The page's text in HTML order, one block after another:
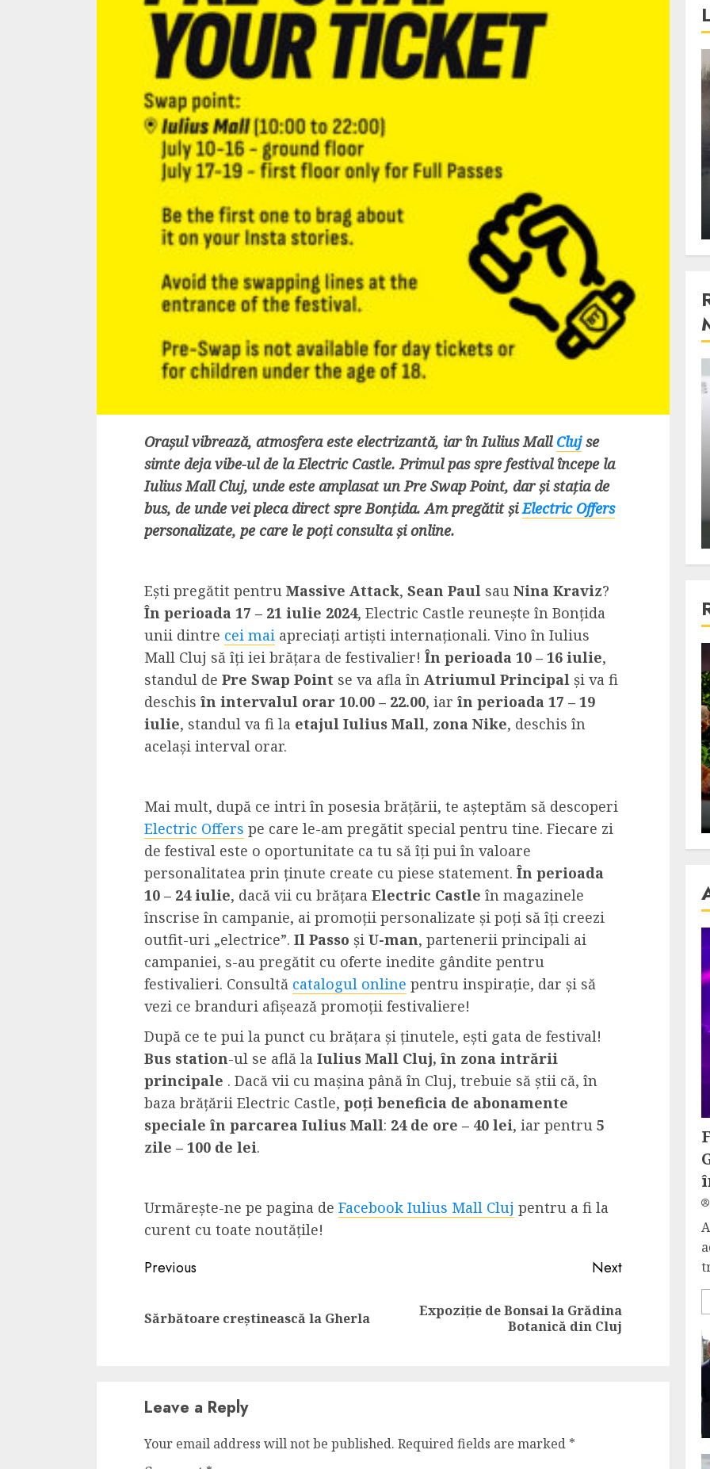
Orașul vibrează, atmosfera este electrizantă, iar în Iulius Mall Clujse
simte deja vibe-ul de la Electric Castle. Primul pas spre festival începe la
Iulius Mall Cluj, unde este amplasat un Pre Swap Point, dar și stația de
bus, de unde vei pleca direct spre Bonțida. Am pregătit șiElectric Offers
personalizate, pe care le poți consulta și online.
Ești pregătit pentru Massive Attack, Sean Paul sau Nina Kraviz?
În perioada 17 – 21 iulie 2024, Electric Castle reunește în Bonțida
unii dintre cei mai apreciați artiști internaționali. Vino în Iulius
Mall Cluj să îți iei brățara de festivalier! În perioada 10 – 16 iulie,
standul de Pre Swap Point se va afla în Atriumul Principal și va fi
deschis în intervalul orar 10.00 – 22.00, iar în perioada 17 – 19
iulie, standul va fi la etajul Iulius Mall, zona Nike, deschis în
același interval orar.
Mai mult, după ce intri în posesia brățării, te așteptăm să descoperi
Electric Offers pe care le-am pregătit special pentru tine. Fiecare zi
de festival este o oportunitate ca tu să îți pui în valoare
personalitatea prin ținute create cu piese statement. În perioada
10 – 24 iulie, dacă vii cu brățara Electric Castle în magazinele
înscrise în campanie, ai promoții personalizate și poți să îți creezi
outfit-uri „electrice”. Il Passo și U-man, partenerii principali ai
campaniei, s-au pregătit cu oferte inedite gândite pentru
festivalieri. Consultă catalogul online pentru inspirație, dar și să
vezi ce branduri afișează promoții festivaliere!
După ce te pui la punct cu brățara și ținutele, ești gata de festival!
Bus station-ul se află la Iulius Mall Cluj, în zona intrării
principale . Dacă vii cu mașina până în Cluj, trebuie să știi că, în
baza brățării Electric Castle, poți beneficia de abonamente
speciale în parcarea Iulius Mall: 24 de ore – 40 lei, iar pentru 5
zile – 100 de lei.
Urmărește-ne pe pagina de Facebook Iulius Mall Cluj pentru a fi la
curent cu toate noutățile!
Continue
Previous
Previous
Sărbătoare creștinească la Gherla
Next
Expoziție de Bonsai la Grădina
Botanică din Cluj
Leave a Reply
Your email address will not be published. Required fields are marked *
4 min read
La zi
Razboiul din Gaza, scanteia
fatala pentru Orientul
ALEXANDRU S. NOVEMBER 1, 2023
3 min read
si ea la evaporarea apei in
natura
ALEXANDRU S. DECEMBER 27, 2023
3 min read
Dungeons & Dragons:
Onoare printre hoti, un
film ca un joc care te
cucereste de la primele
cadre
ALEXANDRU S. MAY 17, 2023
Din fotoliu
The Killer, un film care nu a
reusit sa se ridice la
nivelul asteptarilor
publicului si criticilor
4 min read
Bucatar de ocazie
ALEXANDRU S. MAY 24, 2023
4 min read
Bucatar de ocazie
ALEXANDRU S. NOVEMBER 29, 2023